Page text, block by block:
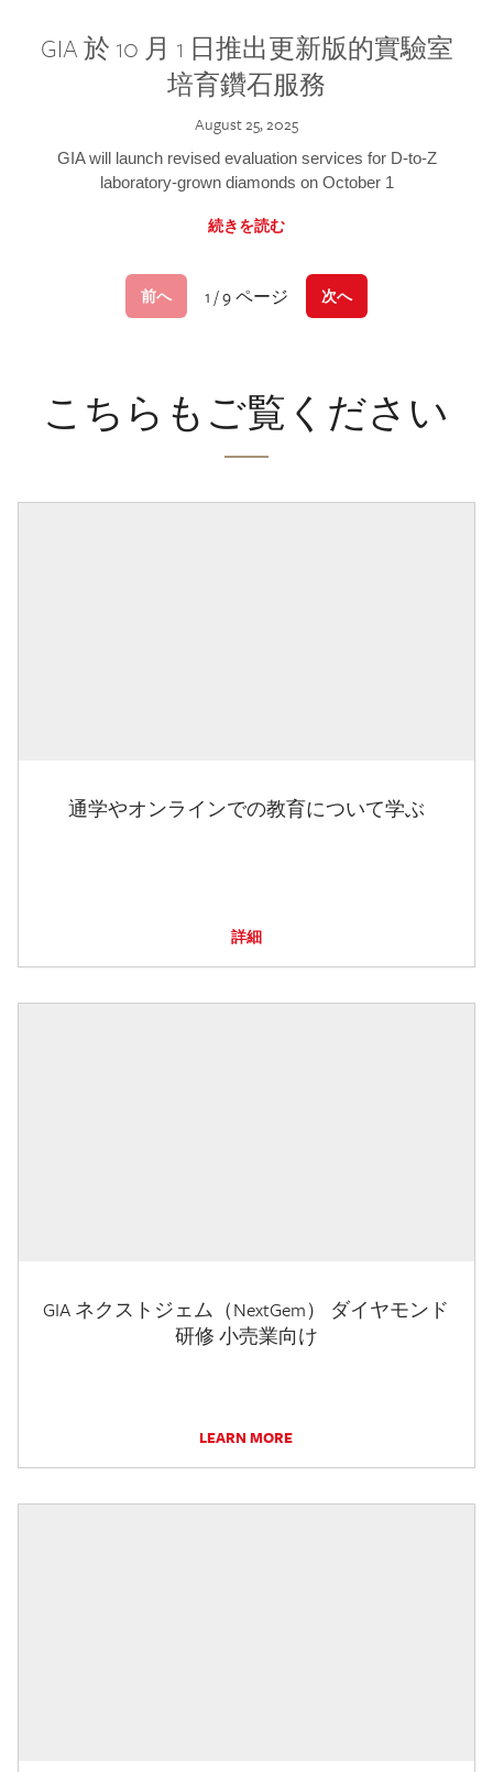
GIA 於 10 月 1 日推出更新版的實驗室
培育鑽石服務
August 25, 2025
GIA will launch revised evaluation services for D-to-Z
laboratory-grown diamonds on October 1
続きを読む
前へ 1 / 9 ページ 次へ
こちらもご覧ください
通学やオンラインでの教育について学ぶ
詳細
GIA ネクストジェム（NextGem） ダイヤモンド
研修 小売業向け
LEARN MORE